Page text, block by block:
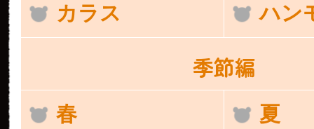
カラス ハン
季節編
春 夏